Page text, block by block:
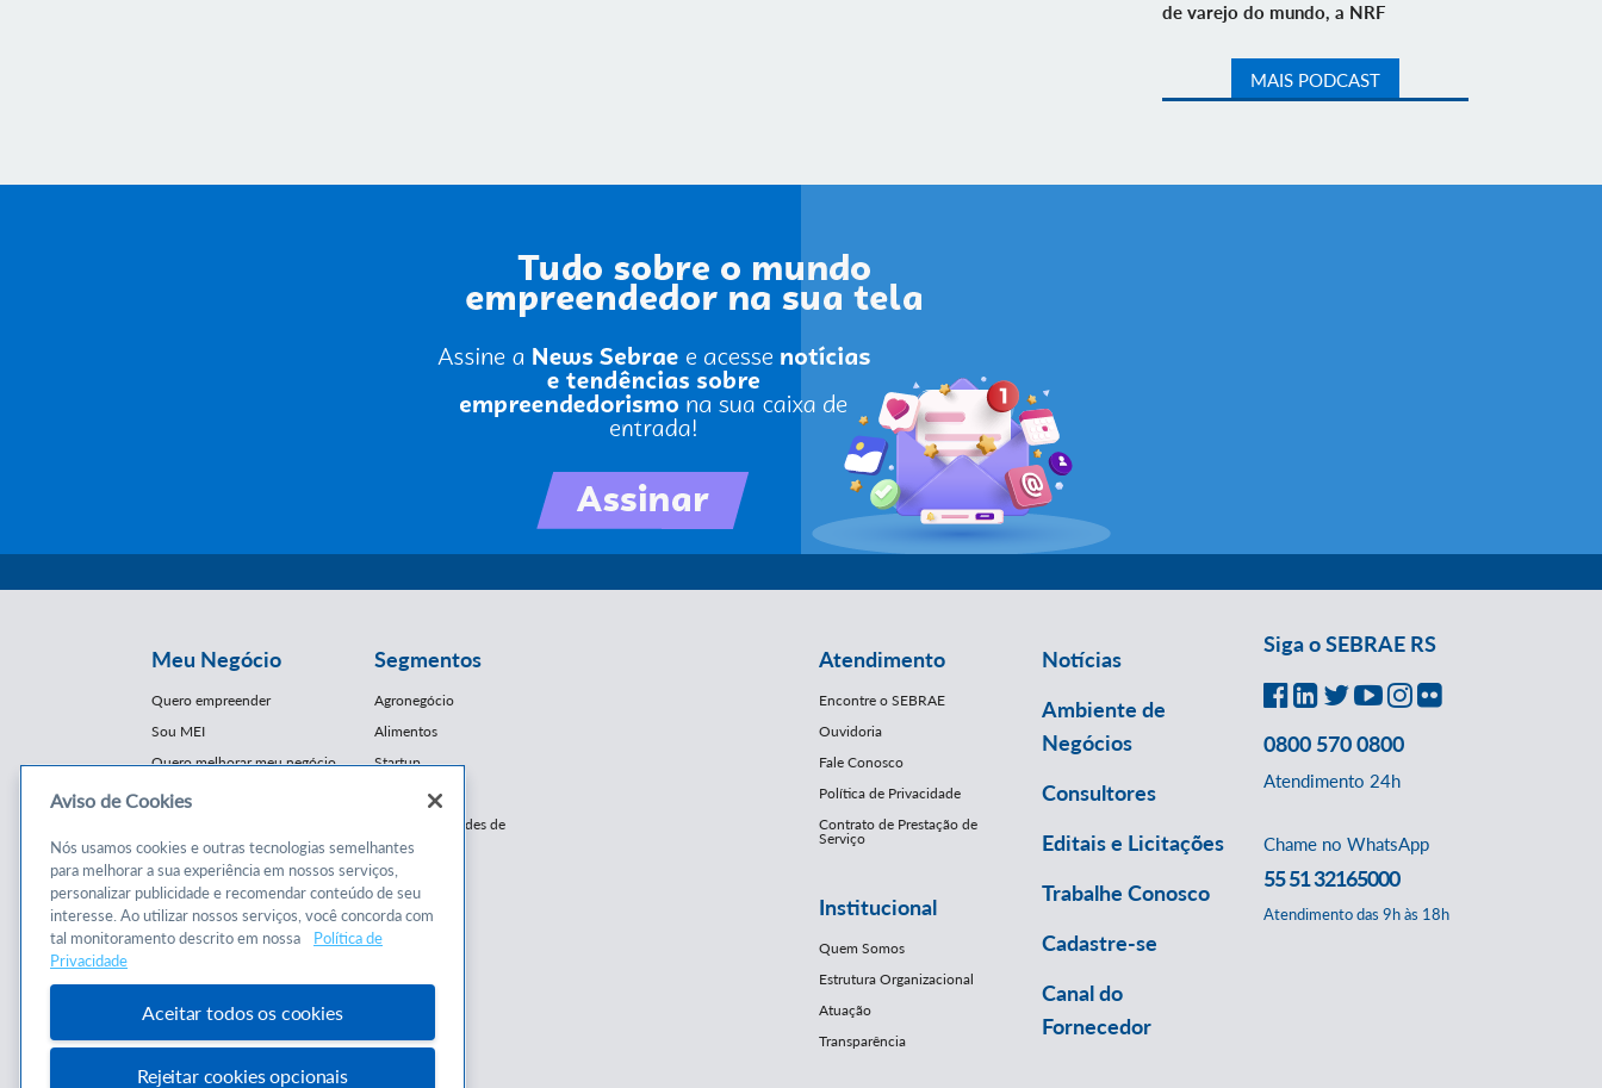
de varejo do mundo, a NRF
MAIS PODCAST
Meu Negócio
Quero empreender
Sou MEI
Quero melhorar meu negócio
Conteúdos
Cursos
Consultorias
Segmentos
Agronegócio
Alimentos
Startup
E-Commerce
Franquias / Redes de
Cooperação
Moda
Moveleiro
Saúde
Mercopar
Atendimento
Encontre o SEBRAE
Ouvidoria
Fale Conosco
Política de Privacidade
Contrato de Prestação de
Serviço
Institucional
Quem Somos
Estrutura Organizacional
Atuação
Transparência
Notícias
Ambiente de
Negócios
Consultores
Editais e Licitações
Trabalhe Conosco
Cadastre-se
Canal do
Fornecedor
Siga o SEBRAE RS
0800 570 0800
Atendimento 24h
Chame no WhatsApp
55 51 32165000
Atendimento das 9h às 18h
Aviso de Cookies
Nós usamos cookies e outras tecnologias semelhantes
para melhorar a sua experiência em nossos serviços,
personalizar publicidade e recomendar conteúdo de seu
interesse. Ao utilizar nossos serviços, você concorda com
tal monitoramento descrito em nossa
Política de
Privacidade
Aceitar todos os cookies
Rejeitar cookies opcionais